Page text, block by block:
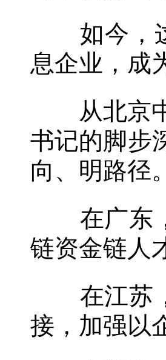
如今，这
息企业，成
从北京中
书记的脚步
向、明路径。
在广东，
链资金链人
在江苏，
接，加强以